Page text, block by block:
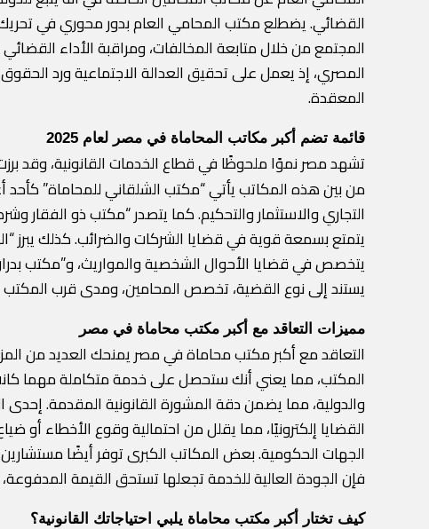
القضائي. يضطلع مكتب المحامي العام بدور محوري في
المجتمع من خلال متابعة المخالفات، ومراقبة الأداء
المصري، إذ يعمل على تحقيق العدالة الاجتماعية ورد الحقوق
المعقدة.
قائمة تضم أكبر مكاتب المحاماة في مصر لعام 2025
تشهد مصر نموًا ملحوظًا في قطاع الخدمات القانونية، وقد
يتمتع بسمعة قوية في قضايا الشركات والضرائب. كذلك يبرز
يتخصص في قضايا الأحوال الشخصية والمواريث، و”مكتب
يستند إلى نوع القضية، تخصص المحامين، ومدى قرب
مميزات التعاقد مع أكبر مكتب محاماة في مصر
التعاقد مع أكبر مكتب محاماة في مصر يمنحك العديد من
المكتب، مما يعني أنك ستحصل على خدمة متكاملة مهما
والدولية، مما يضمن دقة المشورة القانونية المقدمة.
القضايا إلكترونيًا، مما يقلل من احتمالية وقوع الأخطاء
الجهات الحكومية. بعض المكاتب الكبرى توفر أيضًا مستشارين
فإن الجودة العالية للخدمة تجعلها تستحق القيمة
كيف تختار أكبر مكتب محاماة يلبي احتياجاتك القانونية؟